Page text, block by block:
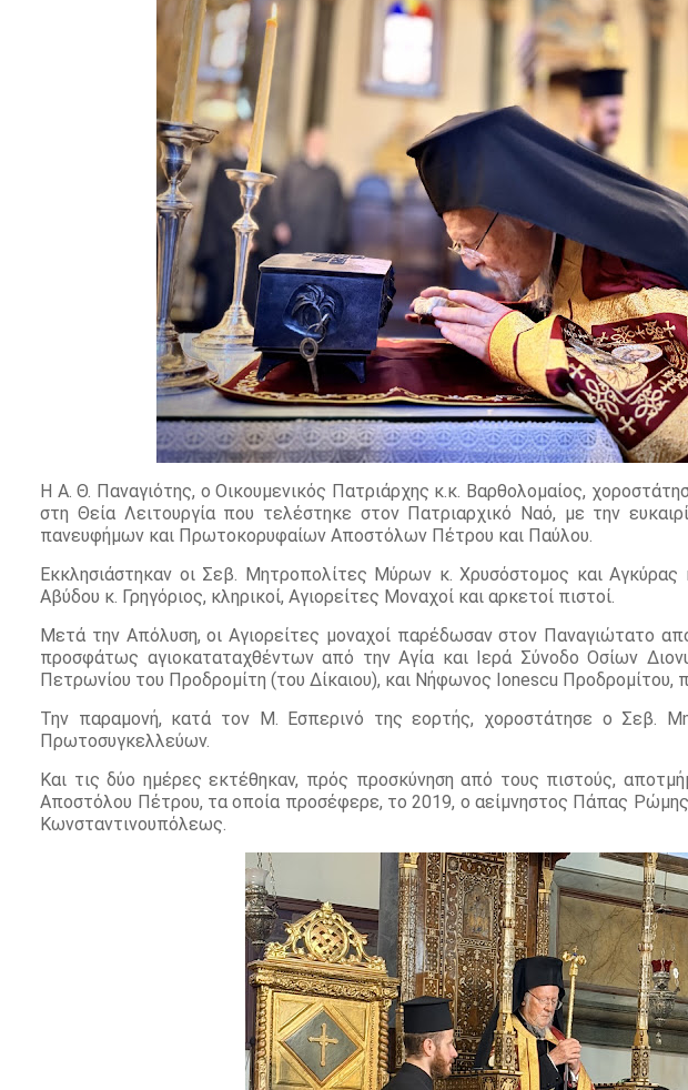
H Α. Θ. Παναγιότης, o Οικουμενικός Πατριάρχης κ.κ. Βαρθολομαίος,
στη Θεία Λειτουργία που τελέστηκε στον Πατριαρχικό Ναό, με την
πανευφήμων και Πρωτοκορυφαίων Αποστόλων Πέτρου και Παύλου.
Εκκλησιάστηκαν οι Σεβ. Μητροπολίτες Μύρων κ. Χρυσόστομος και Αγκύρας
Αβύδου κ. Γρηγόριος, κληρικοί, Αγιορείτες Μοναχοί και αρκετοί πιστοί.
Μετά την Απόλυση, οι Αγιορείτες μοναχοί παρέδωσαν στον Παναγιώτατο
προσφάτως αγιοκαταταχθέντων από την Αγία και Ιερά Σύνοδο Οσίων
Πετρωνίου του Προδρομίτη (του Δίκαιου), και Νήφωνος Ionescu Προδρομίτου,
Την παραμονή, κατά τον Μ. Εσπερινό της εορτής, χοροστάτησε ο Σεβ.
Πρωτοσυγκελλεύων.
Και τις δύο ημέρες εκτέθηκαν, πρός προσκύνηση από τους πιστούς,
Αποστόλου Πέτρου, τα οποία προσέφερε, το 2019, ο αείμνηστος Πάπας
Κωνσταντινουπόλεως.